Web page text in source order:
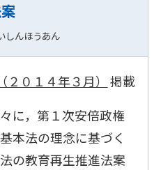
しんほうあん
２０１４年３月） 掲載
に，第１次安倍政権
本法の理念に基づく
の教育再生推進法案